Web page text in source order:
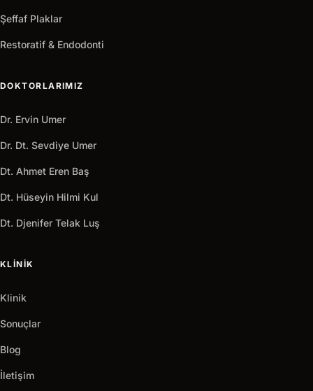
Şeffaf Plaklar
Restoratif & Endodonti
DOKTORLARIMIZ
Dr. Ervin Umer
Dr. Dt. Sevdiye Umer
Dt. Ahmet Eren Baş
Dt. Hüseyin Hilmi Kul
Dt. Djenifer Telak Luş
KLINIK
Klinik
Sonuçlar
Blog
İletişim